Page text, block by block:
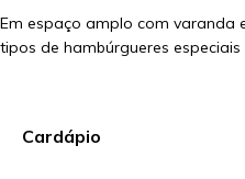
Em espaço amplo com varanda
tipos de hambúrgueres
Cardápio